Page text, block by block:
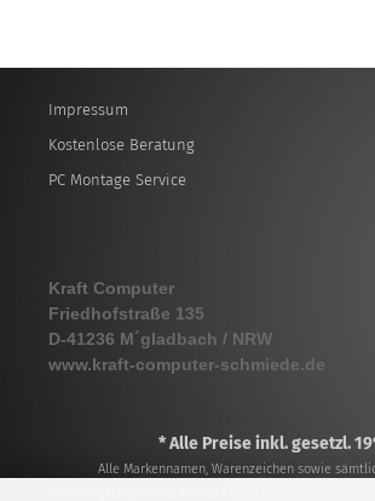
Impressum
Kostenlose Beratung
PC Montage Service
Kraft Computer
Friedhofstraße 135
D-41236 M´gladbach / NRW
www.kraft-computer-schmiede.de
* Alle Preise inkl. gesetzl.
Alle Markennamen, Warenzeichen sowie